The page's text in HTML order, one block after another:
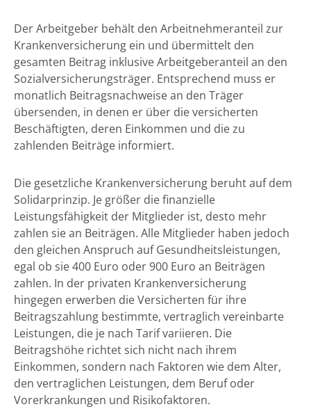
Der Arbeitgeber behält den Arbeitnehmeranteil zur
Krankenversicherung ein und übermittelt den
gesamten Beitrag inklusive Arbeitgeberanteil an den
Sozialversicherungsträger. Entsprechend muss er
monatlich Beitragsnachweise an den Träger
übersenden, in denen er über die versicherten
Beschäftigten, deren Einkommen und die zu
zahlenden Beiträge informiert.
Die gesetzliche Krankenversicherung beruht auf dem
Solidarprinzip. Je größer die finanzielle
Leistungsfähigkeit der Mitglieder ist, desto mehr
zahlen sie an Beiträgen. Alle Mitglieder haben jedoch
den gleichen Anspruch auf Gesundheitsleistungen,
egal ob sie 400 Euro oder 900 Euro an Beiträgen
zahlen. In der privaten Krankenversicherung
hingegen erwerben die Versicherten für ihre
Beitragszahlung bestimmte, vertraglich vereinbarte
Leistungen, die je nach Tarif variieren. Die
Beitragshöhe richtet sich nicht nach ihrem
Einkommen, sondern nach Faktoren wie dem Alter,
den vertraglichen Leistungen, dem Beruf oder
Vorerkrankungen und Risikofaktoren.